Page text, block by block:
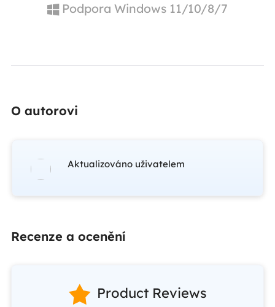
Podpora Windows 11/10/8/7
O autorovi
Aktualizováno uživatelem
Recenze a ocenění
 Product Reviews